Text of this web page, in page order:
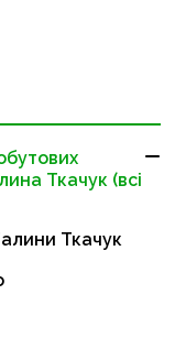
Ткачук (всі
Ткачук